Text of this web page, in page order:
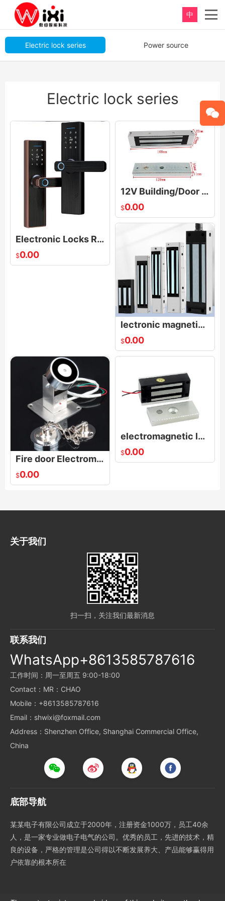
中
重新定义，完美卫浴！
Perfect product, Inspiration erupts
Electric lock series Power source
Electric lock series
Electronic Locks Room Household Security Door Handle Intelligent Fingerprint Door Lock
$0.00
12V Building/Door Access System 180kg Magnetic Electric Lock
$0.00
lectronic magnetic lock|Electromagnetic lock
$0.00
Fire door Electromagnetic door suction
$0.00
electromagnetic lock，60kg lock，Access control electromagnetic lock
$0.00
关于我们
扫一扫，关注我们最新消息
联系我们
WhatsApp+8613585787616
工作时间：周一至周五 9:00-18:00
Contact：MR：CHAO
Mobile：+8613585787616
Email：shwixi@foxmail.com
Address：Shenzhen Office, Shanghai Commercial Office,
China
底部导航
某某电子有限公司成立于2000年，注册资金1000万，员工40余
人，是一家专业做电子电气的公司。优秀的员工，先进的技术，精
良的设备，严格的管理是公司得以不断发展养大、产品能够赢得用
户依靠的根本所在